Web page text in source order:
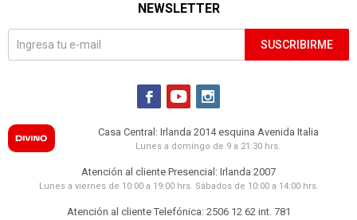
NEWSLETTER
SUSCRIBIRME
  
Casa Central: Irlanda 2014 esquina Avenida Italia
Lunes a domingo de 9 a 21:30 hrs.
Atención al cliente Presencial: Irlanda 2007
Lunes a viernes de 10:00 a 19:00 hrs. Sábados de 10:00 a 14:00 hrs.
Atención al cliente Telefónica: 2506 12 62 int. 781